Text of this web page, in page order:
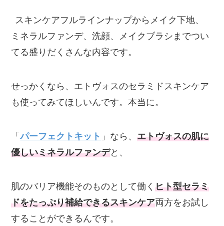
スキンケアフルラインナップからメイク下地、
ミネラルファンデ、洗顔、メイクブラシまでつい
てる盛りだくさんな内容です。
せっかくなら、エトヴォスのセラミドスキンケア
も使ってみてほしいんです。本当に。
「パーフェクトキット 」なら、エトヴォスの肌に
優しいミネラルファンデと、
肌のバリア機能そのものとして働くヒト型セラミ
ドをたっぷり補給できるスキンケア両方をお試し
することができるんです。